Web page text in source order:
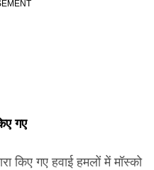
गए
किए गए हवाई हमलों में मॉस्को